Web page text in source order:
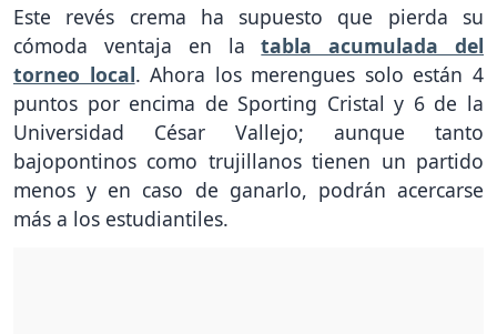
Este revés crema ha supuesto que pierda su
cómoda ventaja en latabla acumulada del
torneo local. Ahora los merengues solo están 4
puntos por encima de Sporting Cristal y 6 de la
Universidad César Vallejo; aunque tanto
bajopontinos como trujillanos tienen un partido
menos y en caso de ganarlo, podrán acercarse
más a los estudiantiles.